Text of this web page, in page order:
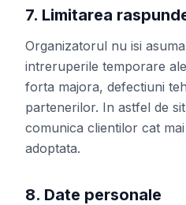
7. Limitarea
Organizatorul nu isi
intreruperile temporare
forta majora, defectiuni
partenerilor. In astfel de
comunica clientilor cat
adoptata.
8. Date personale